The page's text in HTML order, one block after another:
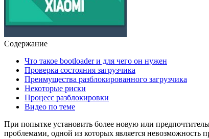
Содержание
Что такое bootloader и для чего он нужен
Проверка состояния загрузчика
Преимущества разблокированного загрузчика
Некоторые риски
Процесс разблокировки
Видео по теме
При попытке установить более новую или
проблемами, одной из которых является невозможность